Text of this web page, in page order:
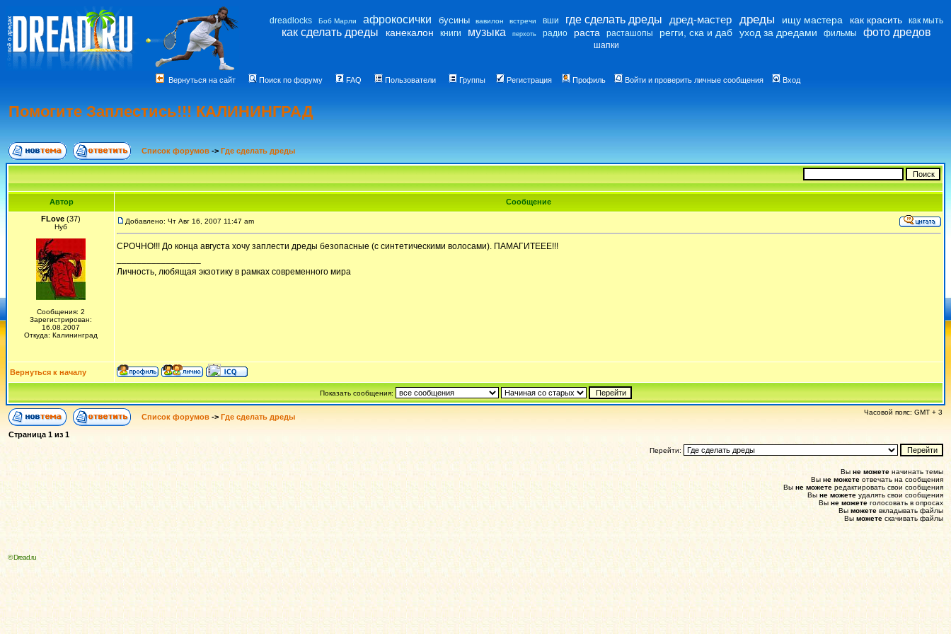
dreadlocks Боб Марли афрокосички бусины вавилон встречи вши где сделать дреды дред-мастер дреды ищу мастера как красить как мыть
как сделать дреды канекалон книги музыка перхоть радио раста расташопы регги, ска и даб уход за дредами фильмы фото дредов
шапки
Вернуться на сайт Поиск по форуму FAQ Пользователи Группы Регистрация Профиль Войти и проверить личные сообщения Вход
Помогите Заплестись!!! КАЛИНИНГРАД
Список форумов -> Где сделать дреды
Автор
Сообщение
FLove (37)
Нуб
Сообщения: 2
Зарегистрирован:
16.08.2007
Откуда: Калининград
Добавлено: Чт Авг 16, 2007 11:47 am
СРОЧНО!!! До конца августа хочу заплести дреды безопасные (с синтетическими волосами). ПАМАГИТЕЕЕ!!!
Личность, любящая экзотику в рамках современного мира
Вернуться к началу
Показать сообщения:
Список форумов -> Где сделать дреды
Часовой пояс: GMT + 3
Страница 1 из 1
Перейти:
Вы не можете начинать темы
Вы не можете отвечать на сообщения
Вы не можете редактировать свои сообщения
Выне можете удалять свои сообщения
Вы не можете голосовать в опросах
Выможете вкладывать файлы
Вы можетескачивать файлы
© Dread.ru